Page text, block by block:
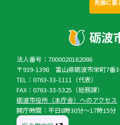
先頭に戻
法人番号：7000020162086
〒939-1398 富山県砺波市栄町7番3
TEL：0763-33-1111（代表）
FAX：0763-33-5325（総務課）
砺波市役所（本庁舎）へのアクセス
開庁時間：平日8時30分〜17時15分